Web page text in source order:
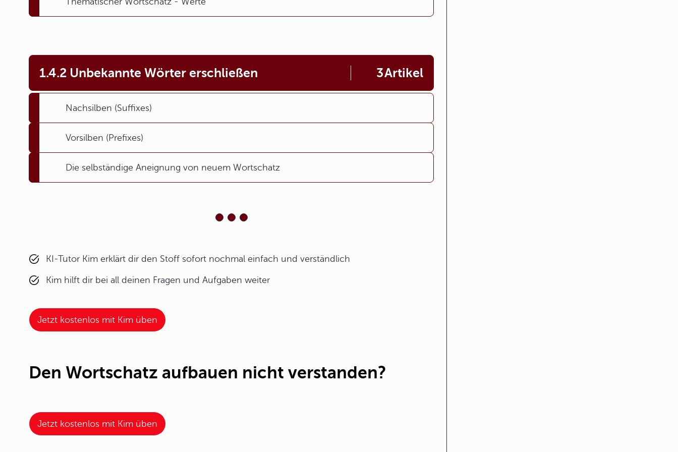
1.4.2 Unbekannte Wörter erschließen 3Artikel
Nachsilben (Suffixes)
Vorsilben (Prefixes)
Die selbständige Aneignung von neuem Wortschatz
KI-Tutor Kim erklärt dir den Stoff sofort nochmal einfach und verständlich
Kim hilft dir bei all deinen Fragen und Aufgaben weiter
Jetzt kostenlos mit Kim üben
Den Wortschatz aufbauen nicht verstanden?
Jetzt kostenlos mit Kim üben